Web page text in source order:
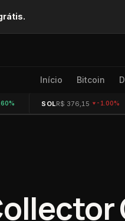
Início Bitcoin
SOLR$ 376,15 -1.00%